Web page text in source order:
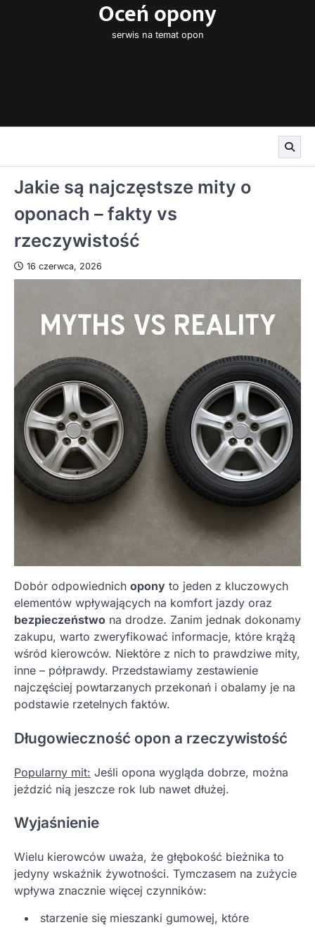
Oceń opony
serwis na temat opon
Jakie są najczęstsze mity o
oponach – fakty vs
rzeczywistość
16 czerwca, 2026
Dobór odpowiednich opony to jeden z kluczowych
elementów wpływających na komfort jazdy oraz
bezpieczeństwo na drodze. Zanim jednak dokonamy
zakupu, warto zweryfikować informacje, które krążą
wśród kierowców. Niektóre z nich to prawdziwe mity,
inne – półprawdy. Przedstawiamy zestawienie
najczęściej powtarzanych przekonań i obalamy je na
podstawie rzetelnych faktów.
Długowieczność opon a rzeczywistość
Popularny mit: Jeśli opona wygląda dobrze, można
jeździć nią jeszcze rok lub nawet dłużej.
Wyjaśnienie
Wielu kierowców uważa, że głębokość bieżnika to
jedyny wskaźnik żywotności. Tymczasem na zużycie
wpływa znacznie więcej czynników:
starzenie się mieszanki gumowej, które